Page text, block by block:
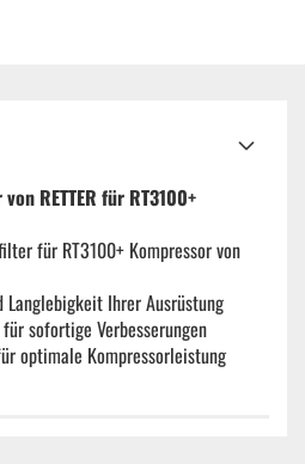
RETTER für RT3100+
für RT3100+ Kompressor von
Ihrer Ausrüstung
sofortige Verbesserungen
optimale Kompressorleistung